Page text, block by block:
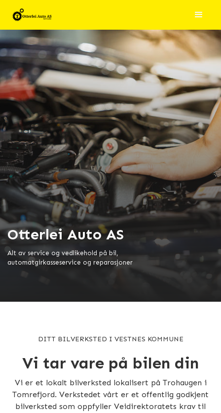
Otterlei Auto AS
Alt av service og vedlikehold på bil,
automatgirkasseservice og reparasjoner
DITT BILVERKSTED I VESTNES KOMMUNE
Vi tar vare på bilen din
Vi er et lokalt bilverksted lokalisert på Trohaugen i
Tomrefjord. Verkstedet vårt er et offentlig godkjent
bilverksted som oppfyller Veidirektoratets krav til